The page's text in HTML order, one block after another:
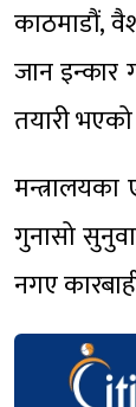
काठमाडौं,
जान इन्कार
तयारी
गुनासो
नगए